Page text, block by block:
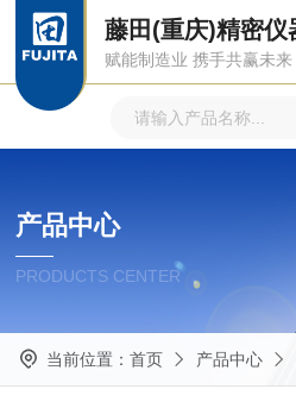
藤田(重庆)精密仪
赋能制造业 携手共赢未来
产品中心
PRODUCTS CENTER
当前位置： 首页 产品中心